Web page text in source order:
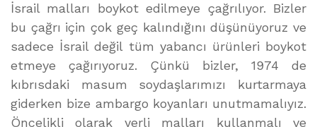
İsrail malları boykot edilmeye çağrılıyor. Bizler
bu çağrı için çok geç kalındığını düşünüyoruz ve
sadece İsrail değil tüm yabancı ürünleri boykot
etmeye çağırıyoruz. Çünkü bizler, 1974 de
kıbrısdaki masum soydaşlarımızı kurtarmaya
giderken bize ambargo koyanları unutmamalıyız.
Öncelikli olarak yerli malları kullanmalı ve